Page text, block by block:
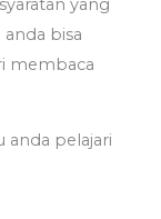
yang
bisa
membaca
anda pelajari